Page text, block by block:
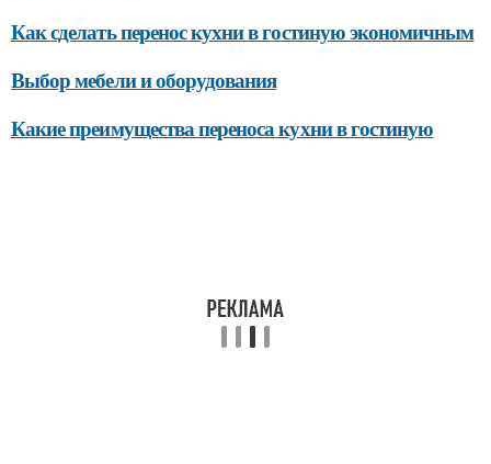
Как сделать перенос кухни в гостиную экономичным
Выбор мебели и оборудования
Какие преимущества переноса кухни в гостиную